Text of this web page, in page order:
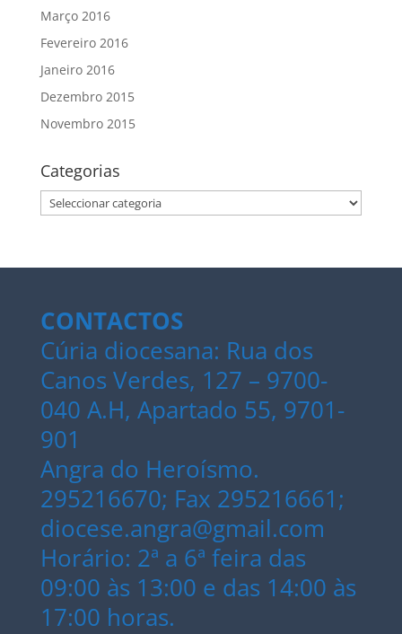
Março 2016
Fevereiro 2016
Janeiro 2016
Dezembro 2015
Novembro 2015
Categorias
Categorias
CONTACTOS
Cúria diocesana: Rua dos
Canos Verdes, 127 – 9700-
040 A.H, Apartado 55, 9701-
901
Angra do Heroísmo.
295216670; Fax 295216661;
diocese.angra@gmail.com
Horário: 2ª a 6ª feira das
09:00 às 13:00 e das 14:00 às
17:00 horas.